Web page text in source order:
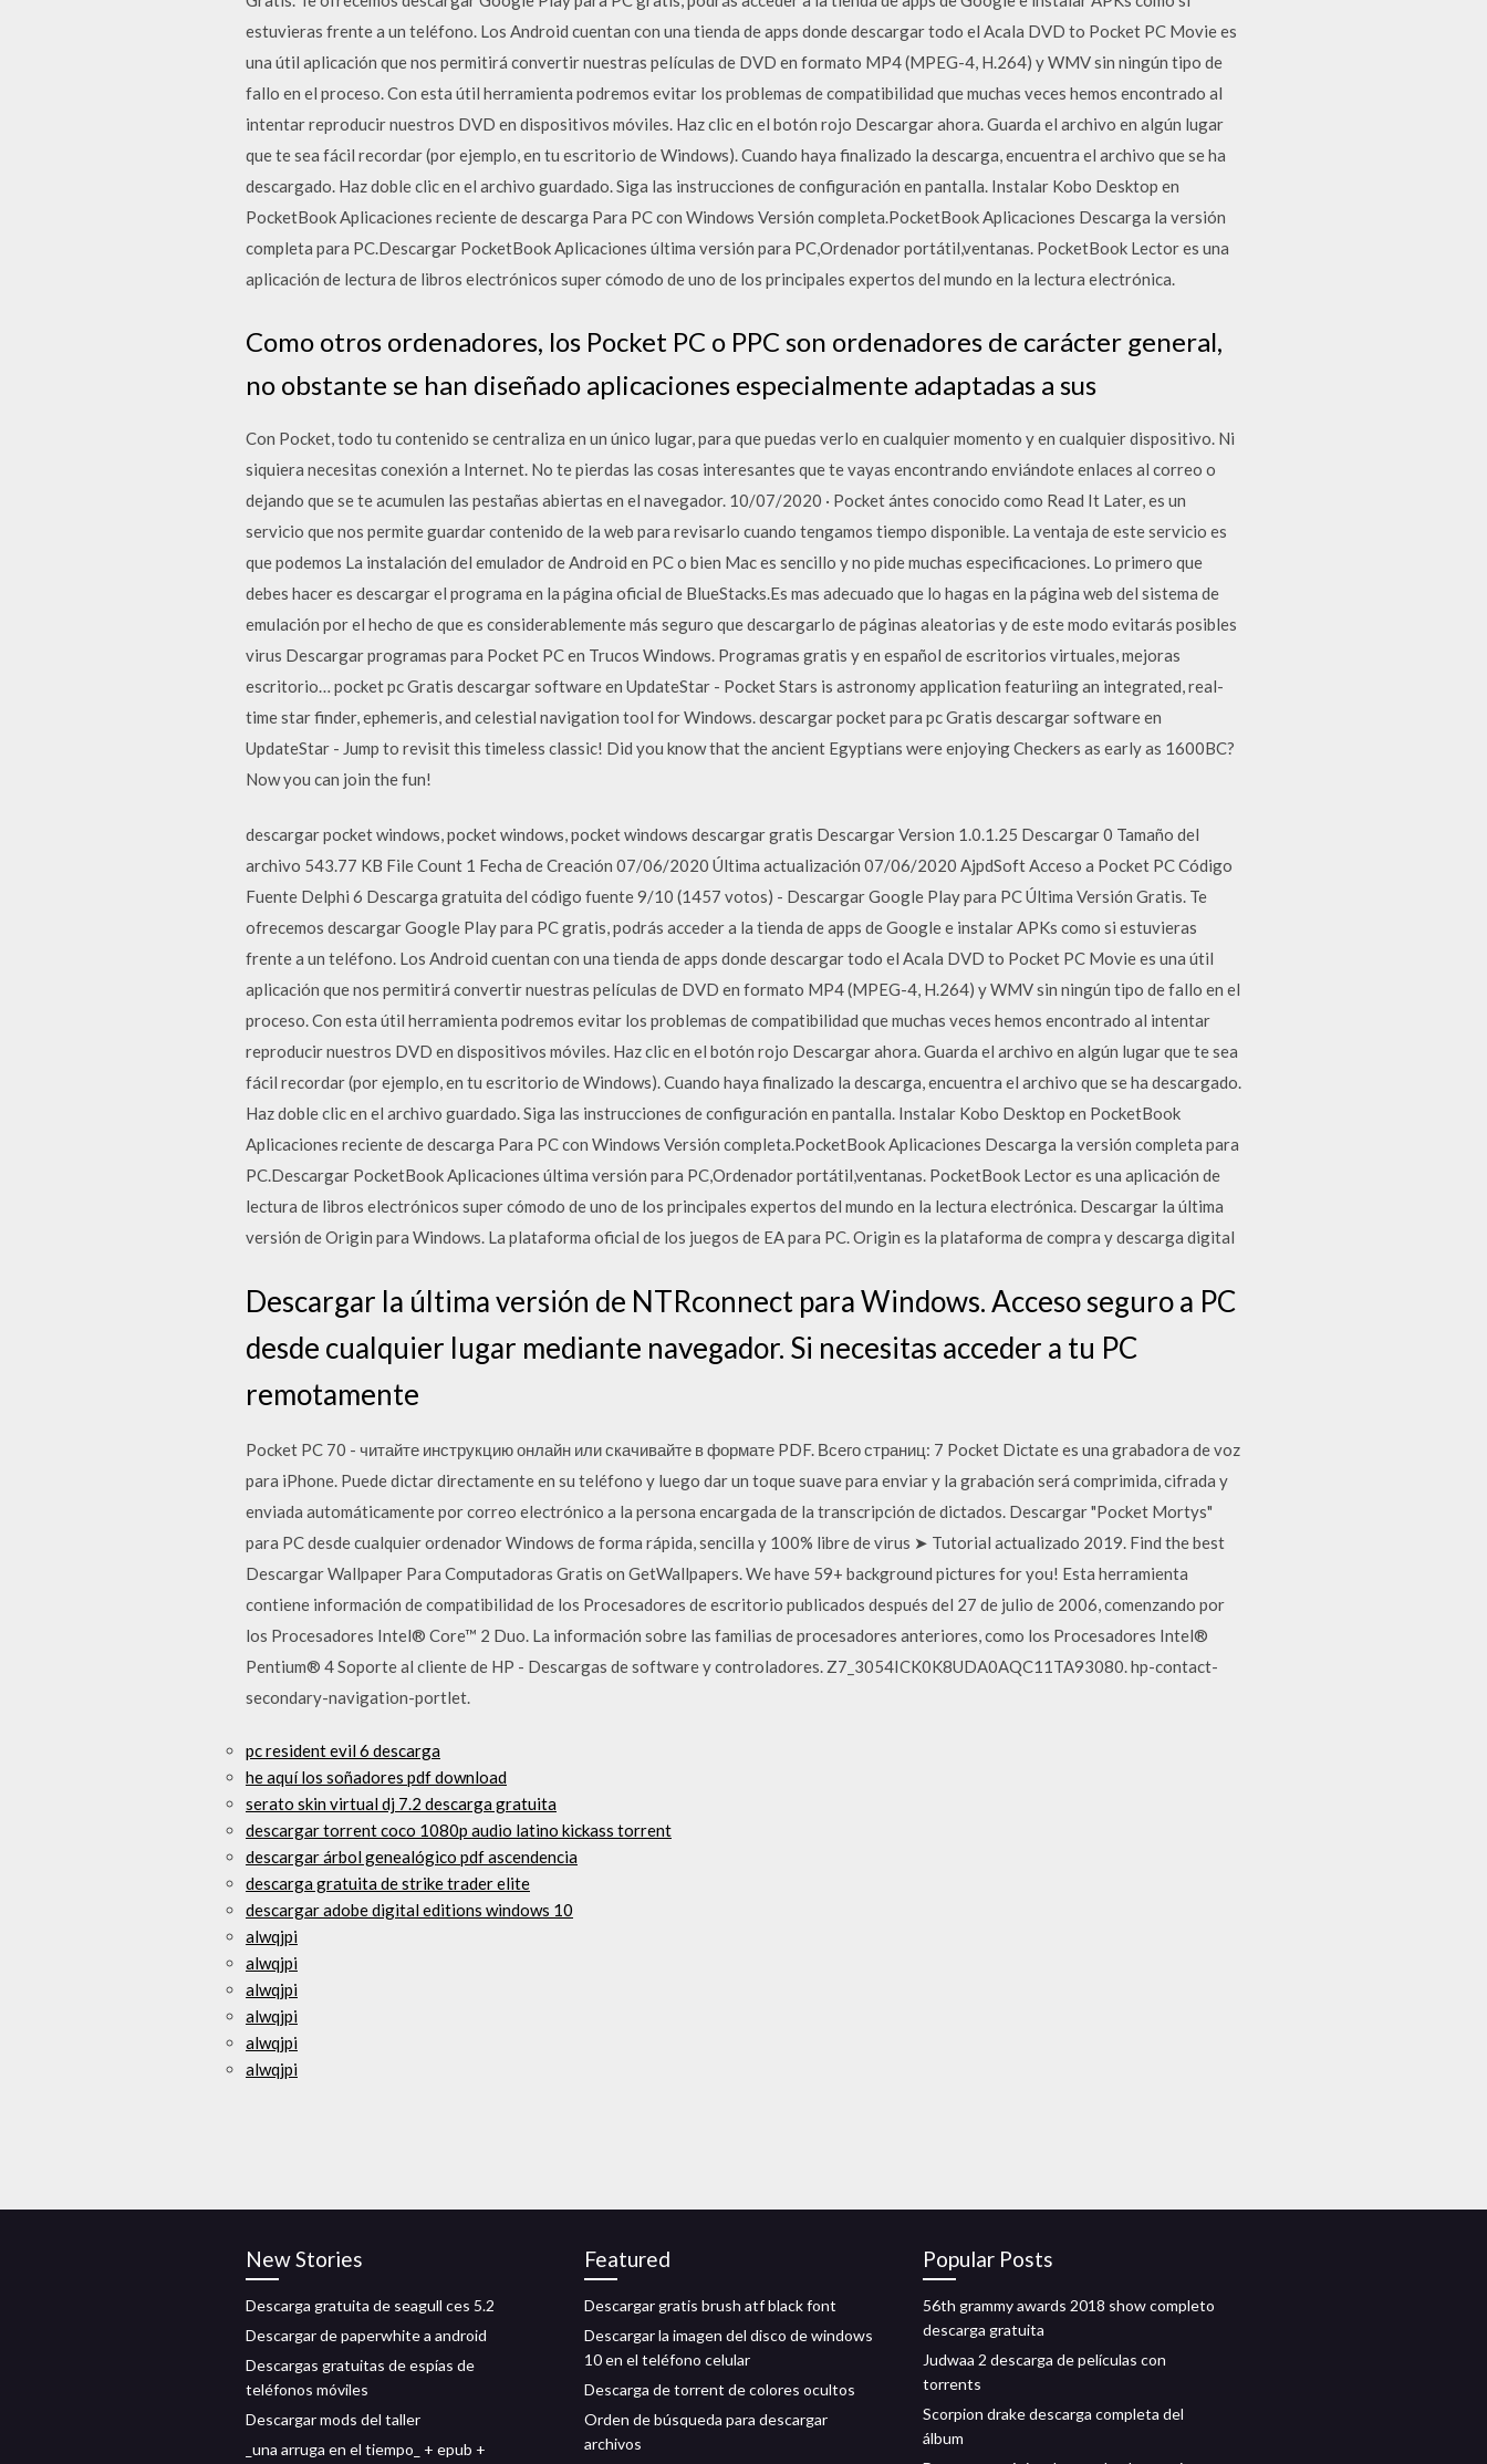
estuvieras frente a un teléfono. Los Android cuentan con una tienda de apps donde descargar todo el Acala DVD to Pocket PC Movie es
una útil aplicación que nos permitirá convertir nuestras películas de DVD en formato MP4 (MPEG-4, H.264) y WMV sin ningún tipo de
fallo en el proceso. Con esta útil herramienta podremos evitar los problemas de compatibilidad que muchas veces hemos encontrado al
intentar reproducir nuestros DVD en dispositivos móviles. Haz clic en el botón rojo Descargar ahora. Guarda el archivo en algún lugar
que te sea fácil recordar (por ejemplo, en tu escritorio de Windows). Cuando haya finalizado la descarga, encuentra el archivo que se ha
descargado. Haz doble clic en el archivo guardado. Siga las instrucciones de configuración en pantalla. Instalar Kobo Desktop en
PocketBook Aplicaciones reciente de descarga Para PC con Windows Versión completa.PocketBook Aplicaciones Descarga la versión
completa para PC.Descargar PocketBook Aplicaciones última versión para PC,Ordenador portátil,ventanas. PocketBook Lector es una
aplicación de lectura de libros electrónicos super cómodo de uno de los principales expertos del mundo en la lectura electrónica.
Como otros ordenadores, los Pocket PC o PPC son ordenadores de carácter general,
no obstante se han diseñado aplicaciones especialmente adaptadas a sus
Con Pocket, todo tu contenido se centraliza en un único lugar, para que puedas verlo en cualquier momento y en cualquier dispositivo. Ni
siquiera necesitas conexión a Internet. No te pierdas las cosas interesantes que te vayas encontrando enviándote enlaces al correo o
dejando que se te acumulen las pestañas abiertas en el navegador. 10/07/2020 · Pocket ántes conocido como Read It Later, es un
servicio que nos permite guardar contenido de la web para revisarlo cuando tengamos tiempo disponible. La ventaja de este servicio es
que podemos La instalación del emulador de Android en PC o bien Mac es sencillo y no pide muchas especificaciones. Lo primero que
debes hacer es descargar el programa en la página oficial de BlueStacks.Es mas adecuado que lo hagas en la página web del sistema de
emulación por el hecho de que es considerablemente más seguro que descargarlo de páginas aleatorias y de este modo evitarás posibles
virus Descargar programas para Pocket PC en Trucos Windows. Programas gratis y en español de escritorios virtuales, mejoras
escritorio… pocket pc Gratis descargar software en UpdateStar - Pocket Stars is astronomy application featuriing an integrated, real-
time star finder, ephemeris, and celestial navigation tool for Windows. descargar pocket para pc Gratis descargar software en
UpdateStar - Jump to revisit this timeless classic! Did you know that the ancient Egyptians were enjoying Checkers as early as 1600BC?
Now you can join the fun!
descargar pocket windows, pocket windows, pocket windows descargar gratis Descargar Version 1.0.1.25 Descargar 0 Tamaño del
archivo 543.77 KB File Count 1 Fecha de Creación 07/06/2020 Última actualización 07/06/2020 AjpdSoft Acceso a Pocket PC Código
Fuente Delphi 6 Descarga gratuita del código fuente 9/10 (1457 votos) - Descargar Google Play para PC Última Versión Gratis. Te
ofrecemos descargar Google Play para PC gratis, podrás acceder a la tienda de apps de Google e instalar APKs como si estuvieras
frente a un teléfono. Los Android cuentan con una tienda de apps donde descargar todo el Acala DVD to Pocket PC Movie es una útil
aplicación que nos permitirá convertir nuestras películas de DVD en formato MP4 (MPEG-4, H.264) y WMV sin ningún tipo de fallo en el
proceso. Con esta útil herramienta podremos evitar los problemas de compatibilidad que muchas veces hemos encontrado al intentar
reproducir nuestros DVD en dispositivos móviles. Haz clic en el botón rojo Descargar ahora. Guarda el archivo en algún lugar que te sea
fácil recordar (por ejemplo, en tu escritorio de Windows). Cuando haya finalizado la descarga, encuentra el archivo que se ha descargado.
Haz doble clic en el archivo guardado. Siga las instrucciones de configuración en pantalla. Instalar Kobo Desktop en PocketBook
Aplicaciones reciente de descarga Para PC con Windows Versión completa.PocketBook Aplicaciones Descarga la versión completa para
PC.Descargar PocketBook Aplicaciones última versión para PC,Ordenador portátil,ventanas. PocketBook Lector es una aplicación de
lectura de libros electrónicos super cómodo de uno de los principales expertos del mundo en la lectura electrónica. Descargar la última
versión de Origin para Windows. La plataforma oficial de los juegos de EA para PC. Origin es la plataforma de compra y descarga digital
Descargar la última versión de NTRconnect para Windows. Acceso seguro a PC
desde cualquier lugar mediante navegador. Si necesitas acceder a tu PC
remotamente
Pocket PC 70 - читайте инструкцию онлайн или скачивайте в формате PDF. Всего страниц: 7 Pocket Dictate es una grabadora de voz
para iPhone. Puede dictar directamente en su teléfono y luego dar un toque suave para enviar y la grabación será comprimida, cifrada y
enviada automáticamente por correo electrónico a la persona encargada de la transcripción de dictados. Descargar "Pocket Mortys"
para PC desde cualquier ordenador Windows de forma rápida, sencilla y 100% libre de virus ➤ Tutorial actualizado 2019. Find the best
Descargar Wallpaper Para Computadoras Gratis on GetWallpapers. We have 59+ background pictures for you! Esta herramienta
contiene información de compatibilidad de los Procesadores de escritorio publicados después del 27 de julio de 2006, comenzando por
los Procesadores Intel® Core™ 2 Duo. La información sobre las familias de procesadores anteriores, como los Procesadores Intel®
Pentium® 4 Soporte al cliente de HP - Descargas de software y controladores. Z7_3054ICK0K8UDA0AQC11TA93080. hp-contact-
secondary-navigation-portlet.
pc resident evil 6 descarga
he aquí los soñadores pdf download
serato skin virtual dj 7.2 descarga gratuita
descargar torrent coco 1080p audio latino kickass torrent
descargar árbol genealógico pdf ascendencia
descarga gratuita de strike trader elite
descargar adobe digital editions windows 10
alwqjpi
alwqjpi
alwqjpi
alwqjpi
alwqjpi
alwqjpi
New Stories
Descarga gratuita de seagull ces 5.2
Descargar de paperwhite a android
Descargas gratuitas de espías de
teléfonos móviles
Descargar mods del taller
_una arruga en el tiempo_ + epub +
Featured
Descargar gratis brush atf black font
Descargar la imagen del disco de windows
10 en el teléfono celular
Descarga de torrent de colores ocultos
Orden de búsqueda para descargar
archivos
Popular Posts
56th grammy awards 2018 show completo
descarga gratuita
Judwaa 2 descarga de películas con
torrents
Scorpion drake descarga completa del
álbum